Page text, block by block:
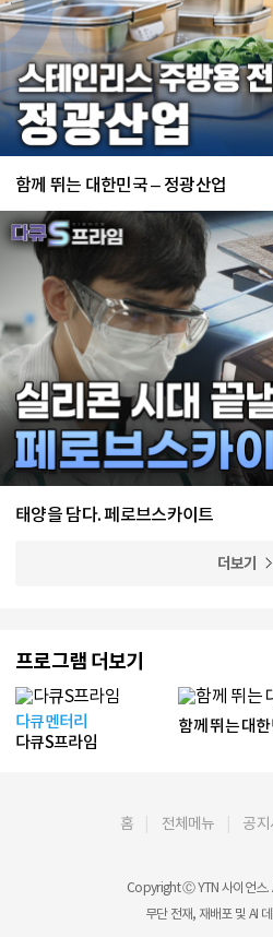
함께 뛰는 대한민국 – 정광산업
태양을 담다. 페로브스카이트
더보기
프로그램 더보기
다큐멘터리
다큐S프라임
함께 뛰는 대
홈 전체메뉴 공
Copyright Ⓒ YTN 사이언스.
무단 전재, 재배포 및 AI